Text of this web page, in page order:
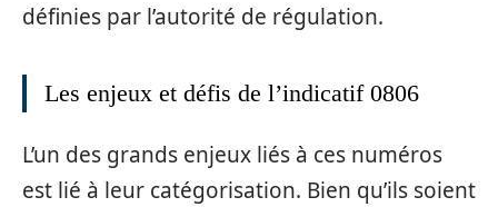
définies par l’autorité de régulation.
Les enjeux et défis de l’indicatif 0806
L’un des grands enjeux liés à ces numéros
est lié à leur catégorisation. Bien qu’ils soient